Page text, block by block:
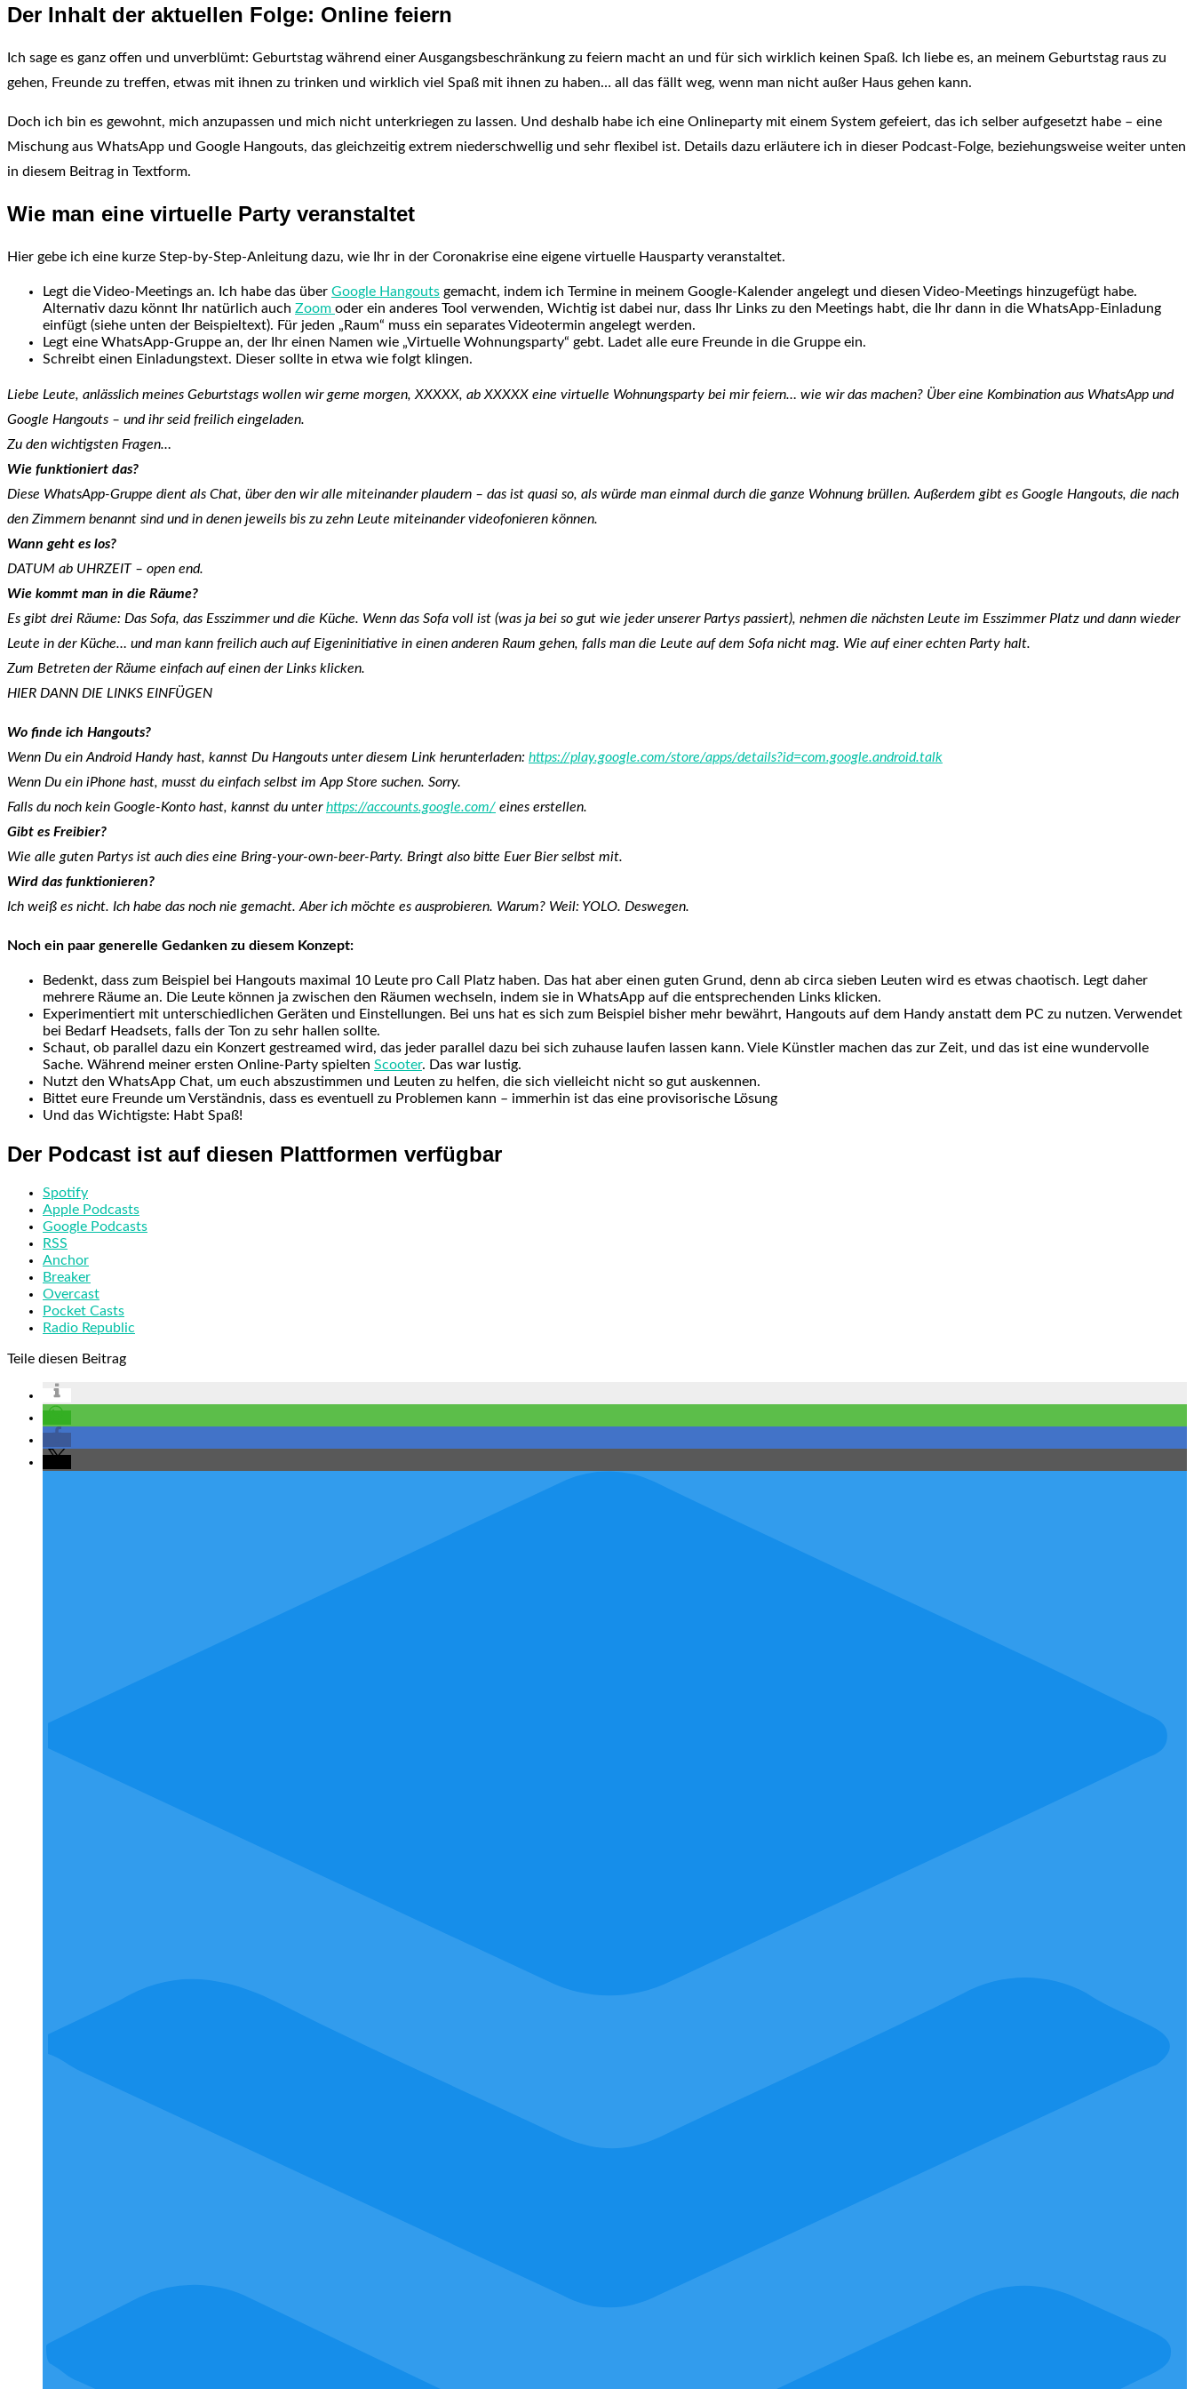
Der Inhalt der aktuellen Folge: Online feiern
Ich sage es ganz offen und unverblümt: Geburtstag während einer Ausgangsbeschränkung zu feiern macht an und für sich wirklich keinen Spaß. Ich liebe es, an meinem Geburtstag raus zu
gehen, Freunde zu treffen, etwas mit ihnen zu trinken und wirklich viel Spaß mit ihnen zu haben… all das fällt weg, wenn man nicht außer Haus gehen kann.
Doch ich bin es gewohnt, mich anzupassen und mich nicht unterkriegen zu lassen. Und deshalb habe ich eine Onlineparty mit einem System gefeiert, das ich selber aufgesetzt habe – eine
Mischung aus WhatsApp und Google Hangouts, das gleichzeitig extrem niederschwellig und sehr flexibel ist. Details dazu erläutere ich in dieser Podcast-Folge, beziehungsweise weiter unten
in diesem Beitrag in Textform.
Wie man eine virtuelle Party veranstaltet
Hier gebe ich eine kurze Step-by-Step-Anleitung dazu, wie Ihr in der Coronakrise eine eigene virtuelle Hausparty veranstaltet.
Legt die Video-Meetings an. Ich habe das über Google Hangouts gemacht, indem ich Termine in meinem Google-Kalender angelegt und diesen Video-Meetings hinzugefügt habe.
Alternativ dazu könnt Ihr natürlich auch Zoom oder ein anderes Tool verwenden, Wichtig ist dabei nur, dass Ihr Links zu den Meetings habt, die Ihr dann in die WhatsApp-Einladung
einfügt (siehe unten der Beispieltext). Für jeden „Raum“ muss ein separates Videotermin angelegt werden.
Legt eine WhatsApp-Gruppe an, der Ihr einen Namen wie „Virtuelle Wohnungsparty“ gebt. Ladet alle eure Freunde in die Gruppe ein.
Schreibt einen Einladungstext. Dieser sollte in etwa wie folgt klingen.
Liebe Leute, anlässlich meines Geburtstags wollen wir gerne morgen, XXXXX, ab XXXXX eine virtuelle Wohnungsparty bei mir feiern… wie wir das machen? Über eine Kombination aus WhatsApp und
Google Hangouts – und ihr seid freilich eingeladen.
Zu den wichtigsten Fragen…
Wie funktioniert das?
Diese WhatsApp-Gruppe dient als Chat, über den wir alle miteinander plaudern – das ist quasi so, als würde man einmal durch die ganze Wohnung brüllen. Außerdem gibt es Google Hangouts, die nach
den Zimmern benannt sind und in denen jeweils bis zu zehn Leute miteinander videofonieren können.
Wann geht es los?
DATUM ab UHRZEIT – open end.
Wie kommt man in die Räume?
Es gibt drei Räume: Das Sofa, das Esszimmer und die Küche. Wenn das Sofa voll ist (was ja bei so gut wie jeder unserer Partys passiert), nehmen die nächsten Leute im Esszimmer Platz und dann wieder
Leute in der Küche… und man kann freilich auch auf Eigeninitiative in einen anderen Raum gehen, falls man die Leute auf dem Sofa nicht mag. Wie auf einer echten Party halt.
Zum Betreten der Räume einfach auf einen der Links klicken.
HIER DANN DIE LINKS EINFÜGEN
Wo finde ich Hangouts?
Wenn Du ein Android Handy hast, kannst Du Hangouts unter diesem Link herunterladen: https://play.google.com/store/apps/details?id=com.google.android.talk
Wenn Du ein iPhone hast, musst du einfach selbst im App Store suchen. Sorry.
Falls du noch kein Google-Konto hast, kannst du unterhttps://accounts.google.com/ eines erstellen.
Gibt es Freibier?
Wie alle guten Partys ist auch dies eine Bring-your-own-beer-Party. Bringt also bitte Euer Bier selbst mit.
Wird das funktionieren?
Ich weiß es nicht. Ich habe das noch nie gemacht. Aber ich möchte es ausprobieren. Warum? Weil: YOLO. Deswegen.
Noch ein paar generelle Gedanken zu diesem Konzept:
Bedenkt, dass zum Beispiel bei Hangouts maximal 10 Leute pro Call Platz haben. Das hat aber einen guten Grund, denn ab circa sieben Leuten wird es etwas chaotisch. Legt daher
mehrere Räume an. Die Leute können ja zwischen den Räumen wechseln, indem sie in WhatsApp auf die entsprechenden Links klicken.
Experimentiert mit unterschiedlichen Geräten und Einstellungen. Bei uns hat es sich zum Beispiel bisher mehr bewährt, Hangouts auf dem Handy anstatt dem PC zu nutzen. Verwendet
bei Bedarf Headsets, falls der Ton zu sehr hallen sollte.
Schaut, ob parallel dazu ein Konzert gestreamed wird, das jeder parallel dazu bei sich zuhause laufen lassen kann. Viele Künstler machen das zur Zeit, und das ist eine wundervolle
Sache. Während meiner ersten Online-Party spielten Scooter. Das war lustig.
Nutzt den WhatsApp Chat, um euch abszustimmen und Leuten zu helfen, die sich vielleicht nicht so gut auskennen.
Bittet eure Freunde um Verständnis, dass es eventuell zu Problemen kann – immerhin ist das eine provisorische Lösung
Und das Wichtigste: Habt Spaß!
Der Podcast ist auf diesen Plattformen verfügbar
Spotify
Apple Podcasts
Google Podcasts
RSS
Anchor
Breaker
Overcast
Pocket Casts
Radio Republic
Teile diesen Beitrag